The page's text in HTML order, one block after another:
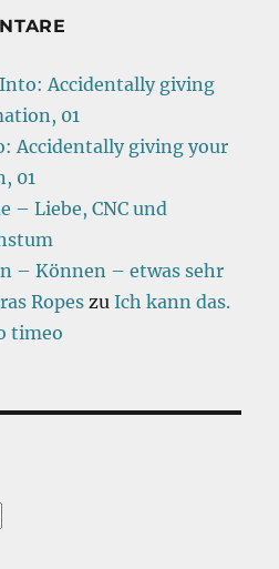
Into: Accidentally giving
01
Accidentally giving your
01
– Liebe, CNC und
– Können – etwas sehr
Ropes zuIch kann das.
timeo